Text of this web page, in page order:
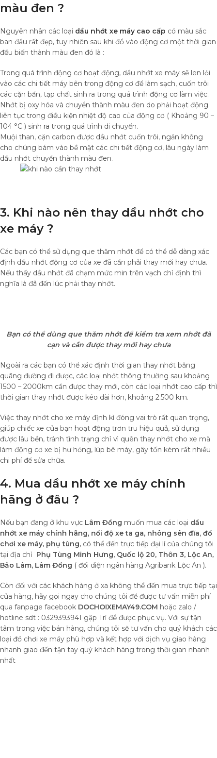
màu đen ?
Nguyên nhân các loại dầu nhớt xe máy cao cấp có màu sắc
ban đầu rất đẹp, tuy nhiên sau khi đổ vào động cơ một thời gian
đều biến thành màu đen đó là :
Trong quá trình động cơ hoạt động, dầu nhớt xe máy sẽ len lỏi
vào các chi tiết máy bên trong động cơ để làm sạch, cuốn trôi
các cặn bẩn, tạp chất sinh ra trong quá trình động cơ làm việc.
Nhớt bị oxy hóa và chuyển thành màu đen do phải hoạt động
liên tục trong điều kiện nhiệt độ cao của động cơ ( Khoảng 90 –
104 °C ) sinh ra trong quá trình di chuyển.
Muội than, cặn carbon được dầu nhớt cuốn trôi, ngăn không
cho chúng bám vào bề mặt các chi tiết động cơ, lâu ngày làm
dầu nhớt chuyển thành màu đen.
3. Khi nào nên thay dầu nhớt cho
xe máy ?
Các bạn có thể sử dụng que thăm nhớt để có thể dễ dàng xác
định dầu nhớt động cơ của xe đã cần phải thay mới hay chưa.
Nếu thấy dầu nhớt đã chạm mức min trên vạch chỉ định thì
nghĩa là đã đến lúc phải thay nhớt.
Bạn có thể dùng que thăm nhớt để kiểm tra xem nhớt đã
cạn và cần được thay mới hay chưa
Ngoài ra các bạn có thể xác định thời gian thay nhớt bằng
quãng đường đi được, các loại nhớt thông thường sau khoảng
1500 – 2000km cần được thay mới, còn các loại nhớt cao cấp thì
thời gian thay nhớt được kéo dài hơn, khoảng 2.500 km.
Việc thay nhớt cho xe máy định kì đóng vai trò rất quan trọng,
giúp chiếc xe của bạn hoạt động trơn tru hiệu quả, sử dụng
được lâu bền, tránh tình trạng chỉ vì quên thay nhớt cho xe mà
làm động cơ xe bị hư hỏng, lúp bê máy, gây tốn kém rất nhiều
chi phí để sửa chữa.
4. Mua dầu nhớt xe máy chính
hãng ở đâu ?
Nếu bạn đang ở khu vực Lâm Đồng muốn mua các loại dầu
nhớt xe máy chính hãng, nồi độ xe ta ga, nhông sên đĩa, đồ
chơi xe máy, phụ tùng, có thể đến trực tiếp đại lí của chúng tôi
tại địa chỉ Phụ Tùng Minh Hưng, Quốc lộ 20, Thôn 3, Lộc An,
Bảo Lâm, Lâm Đồng ( đối diện ngân hàng Agribank Lộc An ).
Còn đối với các khách hàng ở xa không thể đến mua trực tiếp tại
của hàng, hãy gọi ngay cho chúng tôi để được tư vấn miễn phí
qua fanpage facebook DOCHOIXEMAY49.COM hoặc zalo /
hotline sdt : 0329393941 gặp Trí để được phục vụ. Với sự tận
tâm trong việc bán hàng, chúng tôi sẽ tư vấn cho quý khách các
loại đồ chơi xe máy phù hợp và kết hợp với dịch vụ giao hàng
nhanh giao đến tận tay quý khách hàng trong thời gian nhanh
nhất